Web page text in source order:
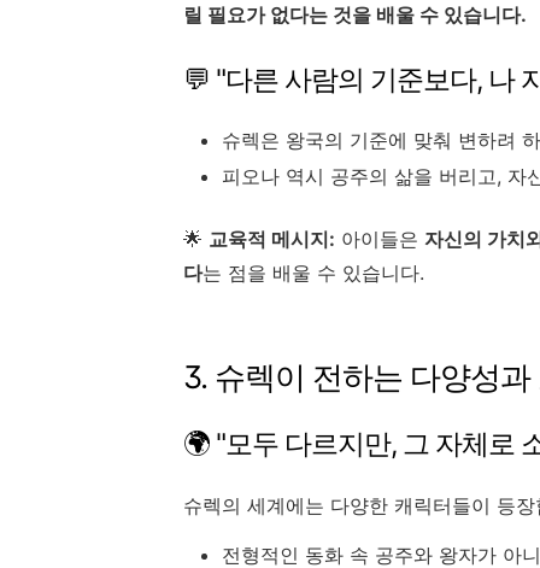
릴 필요가 없다는 것을 배울 수 있습니다.
💬 "다른 사람의 기준보다, 나
슈렉은 왕국의 기준에 맞춰 변하려
피오나 역시 공주의 삶을 버리고, 자
🌟 교육적 메시지: 아이들은 자신의 가치
다는 점을 배울 수 있습니다.
3. 슈렉이 전하는 다양성
🌍 "모두 다르지만, 그 자체로
슈렉의 세계에는 다양한 캐릭터들이 등장
전형적인 동화 속 공주와 왕자가 아